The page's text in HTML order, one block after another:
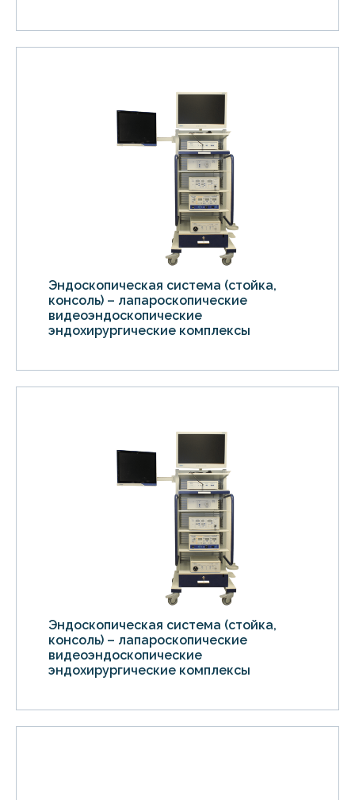
Эндоскопическая система (стойка,
консоль) – лапароскопические
видеоэндоскопические
эндохирургические комплексы
Эндоскопическая система (стойка,
консоль) – лапароскопические
видеоэндоскопические
эндохирургические комплексы